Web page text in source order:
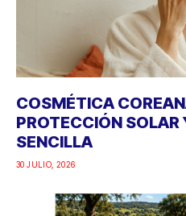
COSMÉTICA
PROTECCIÓN SOLAR
SENCILLA
30 JULIO, 2026